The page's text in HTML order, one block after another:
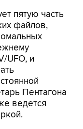
пятую часть
файлов,
UFO, и
Пентагона
ведется